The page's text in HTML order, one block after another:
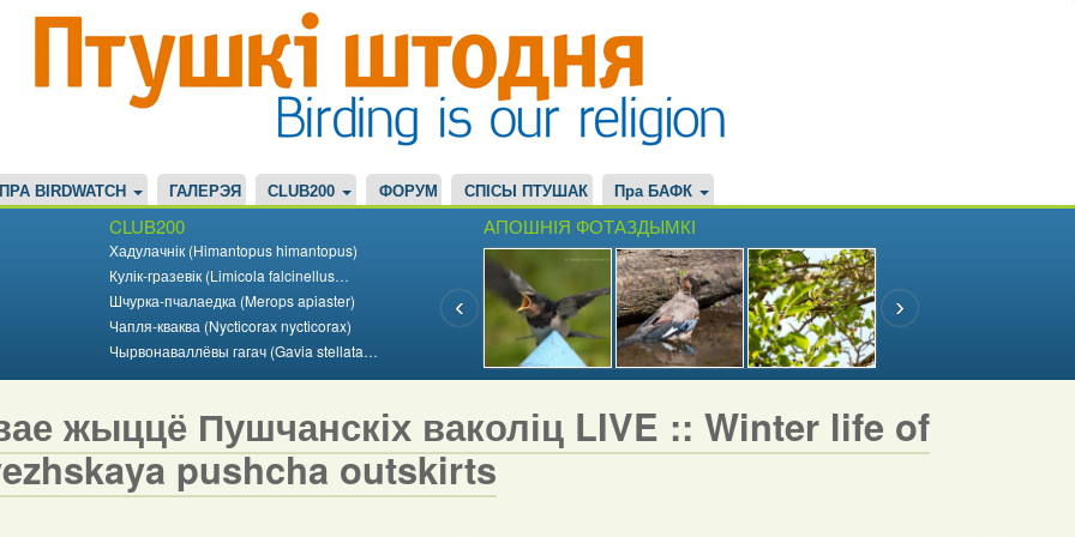
ПРА BIRDWATCH ГАЛЕРЭЯ CLUB200 ФОРУМ СПІСЫ ПТУШАК Пра БАФК
CLUB200
Хадулачнік (Himantopus himantopus)
Кулік-гразевік (Limicola falcinellus…
Шчурка-пчалаедка (Merops apiaster)
Чапля-кваква (Nycticorax nycticorax)
Чырвонаваллёвы гагач (Gavia stellata…
АПОШНІЯ ФОТАЗДЫМКІ
жыццё Пушчанскіх ваколіц LIVE :: Winter life of
pushcha outskirts